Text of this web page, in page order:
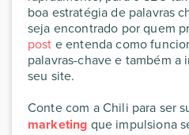
boa estratégia de palavras
seja encontrado por quem
post e entenda como
palavras-chave e também a
seu site.
Conte com a Chili para ser
marketing que impulsiona